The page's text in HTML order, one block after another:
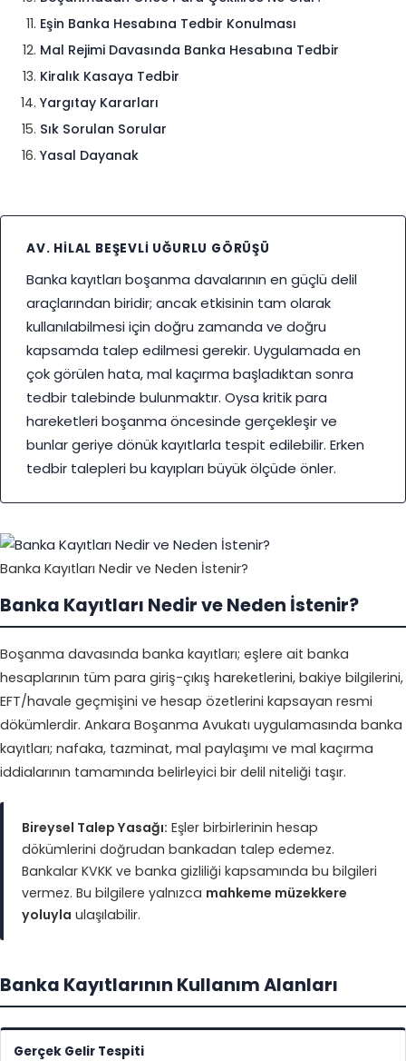
Eşin Banka Hesabına Tedbir Konulması
Mal Rejimi Davasında Banka Hesabına Tedbir
Kiralık Kasaya Tedbir
Yargıtay Kararları
Sık Sorulan Sorular
Yasal Dayanak
AV. HILAL BEŞEVLI UĞURLU GÖRÜŞÜ
Banka kayıtları boşanma davalarının en güçlü delil
araçlarından biridir; ancak etkisinin tam olarak
kullanılabilmesi için doğru zamanda ve doğru
kapsamda talep edilmesi gerekir. Uygulamada en
çok görülen hata, mal kaçırma başladıktan sonra
tedbir talebinde bulunmaktır. Oysa kritik para
hareketleri boşanma öncesinde gerçekleşir ve
bunlar geriye dönük kayıtlarla tespit edilebilir. Erken
tedbir talepleri bu kayıpları büyük ölçüde önler.
Banka Kayıtları Nedir ve Neden İstenir?
Banka Kayıtları Nedir ve Neden İstenir?
Boşanma davasında banka kayıtları; eşlere ait banka
hesaplarının tüm para giriş-çıkış hareketlerini, bakiye bilgilerini,
EFT/havale geçmişini ve hesap özetlerini kapsayan resmi
dökümlerdir. Ankara Boşanma Avukatı uygulamasında banka
kayıtları; nafaka, tazminat, mal paylaşımı ve mal kaçırma
iddialarının tamamında belirleyici bir delil niteliği taşır.
Bireysel Talep Yasağı: Eşler birbirlerinin hesap
dökümlerini doğrudan bankadan talep edemez.
Bankalar KVKK ve banka gizliliği kapsamında bu bilgileri
vermez. Bu bilgilere yalnızca mahkeme müzekkere
yoluyla ulaşılabilir.
Banka Kayıtlarının Kullanım Alanları
Gerçek Gelir Tespiti